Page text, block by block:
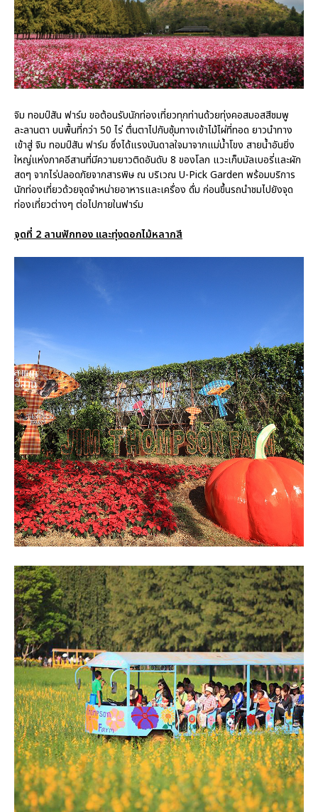
จิม ทอมป์สัน ฟาร์ม ขอต้อนรับนักท่องเที่ยวทุกท่านด้วยทุ่งคอสมอสสีชมพู
ละลานตา บนพื้นที่กว่า 50 ไร่ ตื่นตาไปกับซุ้มทางเข้าไม้ไผ่ที่ทอด ยาวนำทาง
เข้าสู่ จิม ทอมป์สัน ฟาร์ม ซึ่งได้แรงบันดาลใจมาจากแม่น้ำโขง สายน้ำอันยิ่ง
ใหญ่แห่งภาคอีสานที่มีความยาวติดอันดับ 8 ของโลก แวะเก็บมัลเบอรี่และผัก
สดๆ จากไร่ปลอดภัยจากสารพิษ ณ บริเวณ U-Pick Garden พร้อมบริการ
นักท่องเที่ยวด้วยจุดจำหน่ายอาหารและเครื่อง ดื่ม ก่อนขึ้นรถนำชมไปยังจุด
ท่องเที่ยวต่างๆ ต่อไปภายในฟาร์ม
จุดที่ 2 ลานฟักทอง และทุ่งดอกไม้หลากสี